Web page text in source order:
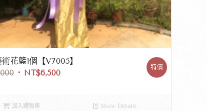
花籃1個【V7005】
NT$6,500
特價
加入購物車 Show Details